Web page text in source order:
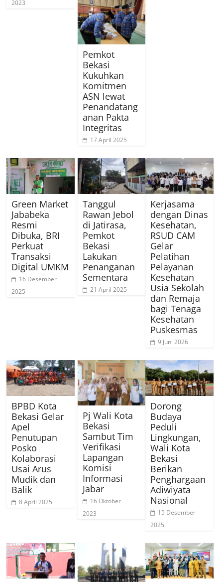
2023
Pemkot
Bekasi
Kukuhkan
Komitmen
ASN lewat
Penandatang
anan Pakta
Integritas
17 April 2025
Green Market
Jababeka
Resmi
Dibuka, BRI
Perkuat
Transaksi
Digital UMKM
16 Desember
2025
Tanggul
Rawan Jebol
di Jatirasa,
Pemkot
Bekasi
Lakukan
Penanganan
Sementara
21 April 2025
Kerjasama
dengan Dinas
Kesehatan,
RSUD CAM
Gelar
Pelatihan
Pelayanan
Kesehatan
Usia Sekolah
dan Remaja
bagi Tenaga
Kesehatan
Puskesmas
9 Juni 2026
BPBD Kota
Bekasi Gelar
Apel
Penutupan
Posko
Kolaborasi
Usai Arus
Mudik dan
Balik
8 April 2025
Pj Wali Kota
Bekasi
Sambut Tim
Verifikasi
Lapangan
Komisi
Informasi
Jabar
16 Oktober
2023
Dorong
Budaya
Peduli
Lingkungan,
Wali Kota
Bekasi
Berikan
Penghargaan
Adiwiyata
Nasional
15 Desember
2025